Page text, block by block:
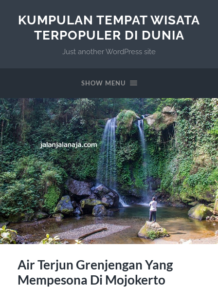
KUMPULAN TEMPAT WISATA
TERPOPULER DI DUNIA
Just another WordPress site
SHOW MENU
Air Terjun Grenjengan Yang
Mempesona Di Mojokerto